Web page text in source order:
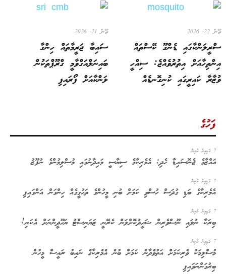
ޖޫން 22, 2026
ސްރީލަންކާގައި ޑެންގޫ ކޭސްތައް
އިންތިހާއަށް އިތުރުވެއްޖެ: ސިއްހީ
ވުޒާރާ ކައިރީގައި ކުނިގޮނޑެއް
ޖޫން 21, 2026
ސައިބާ ޖަރީމާތައް ހިންގާ
ބައިނަލްއަގްވާމީ ގްރޫޕްތަކުން
ލަންކާއަށް ފޯރައިފި
ފަހުގެ
7 ގަޑިއިރު ކުރިން
ޣައްޒާގެ ޖެނޮސައިޑާ ހެދި: އެމެރިކާގެ ސިޔާސީ މައިދާނުގައި މުސްލިމުންގެ ނުފޫޒު
7 ގަޑިއިރު ކުރިން
އެމެރިކާގެ ބަޑި ގުދަސް ހުސްވި ކަމަށް ބުނި މީހުންގެ ތަހުގީގެއް ހިންގަން އަންގައިފި
7 ގަޑިއިރު ކުރިން
ބިރަކާ ނުލައި ނޫސްވެރިން ޝަހީދުކޮށްލަން ކެރޭނީ ޒަޔަނިސްޓު ޔަހޫދީންނަށް އެކަނި!
7 ގަޑިއިރު ކުރިން
މުސްލިމަކު ވެރިކަމަށް އަތުވެދާނެ ކަމަށް ބުނެ އެމެރިކާގެ ނައިބު ރައީސް މީހުން
ބިރުގަންނަވައިފި